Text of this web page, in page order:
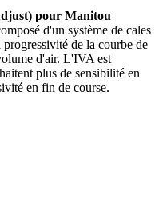
pour Manitou
d'un système de cales
de la courbe de
d'air. L'IVA est
plus de sensibilité en
en fin de course.